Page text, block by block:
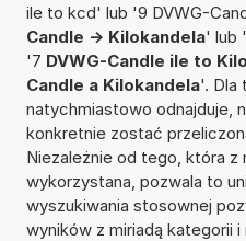
ile to kcd' lub '9 DVWG-
Candle -> Kilokandela' lub
'7 DVWG-Candle ile to
Candle a Kilokandela'. Dla
natychmiastowo odnajduje,
konkretnie zostać
Niezależnie od tego, która z
wykorzystana, pozwala to
wyszukiwania stosownej
wyników z miriadą kategorii